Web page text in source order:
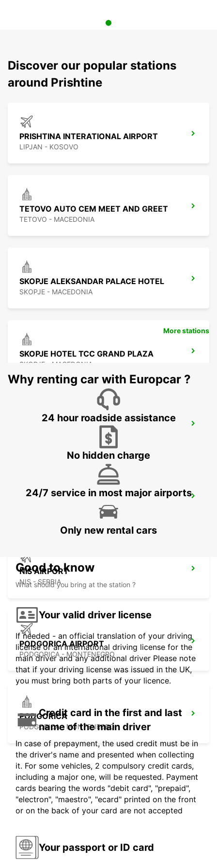
Discover our popular stations
around Prishtine
PRISHTINA INTERATIONAL AIRPORT
LIPJAN - KOSOVO
TETOVO AUTO CEM MEET AND GREET
TETOVO - MACEDONIA
SKOPJE ALEKSANDAR PALACE HOTEL
SKOPJE - MACEDONIA
SKOPJE HOTEL TCC GRAND PLAZA
SKOPJE - MACEDONIA
SKOPJE CITY CENTER
SKOPJE INTERNATIONAL AIRPORT
NIS AIRPORT
NIS - SERBIA
PODGORICA AIRPORT
PODGORICA - MONTENEGRO
PODGORICA
PODGORICA - MONTENEGRO
More stations
Why renting car with Europcar ?
24 hour roadside assistance
No hidden charge
24/7 service in most major airports
Only new rental cars
Good to know
What should you bring at the station ?
Your valid driver license
If needed - an official translation of your driving
license or an international driving license for the
main driver and any additional driver Please note
that if your driving license was issued in the UK,
you must bring both parts of your licence.
Credit card in the first and last
name of the main driver
In case of prepayment, the used credit must be in
the driver's name and presented when collecting
it. For some vehicles, 2 compulsory credit cards,
including a major one, will be requested. Payment
cards bearing the words "debit card", "prepaid",
"electron", "maestro", "ecard" printed on the front
or on the back of your card are not accepted
Your passport or ID card